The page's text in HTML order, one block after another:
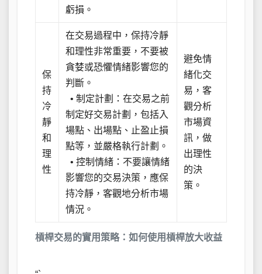
槓桿交易的實用策略：如何使用槓桿放大收益
虧損。
保
持
冷
靜
和
理
性
在交易過程中，保持冷靜
和理性非常重要，不要被
貪婪或恐懼情緒影響您的
判斷。
• 制定計劃：在交易之前
制定好交易計劃，包括入
場點、出場點、止盈止損
點等，並嚴格執行計劃。
• 控制情緒：不要讓情緒
影響您的交易決策，應保
持冷靜，客觀地分析市場
情況。
避免情
緒化交
易，客
觀分析
市場資
訊，做
出理性
的決
策。